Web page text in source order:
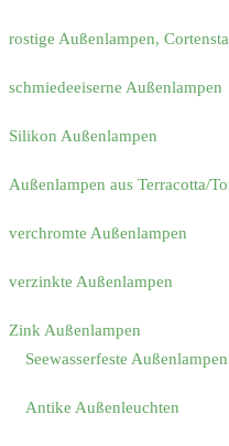
rostige Außenlampen,
schmiedeeiserne Außenlampen
Silikon Außenlampen
Außenlampen aus Terracotta/
verchromte Außenlampen
verzinkte Außenlampen
Zink Außenlampen
Seewasserfeste Außenlampen
Antike Außenleuchten